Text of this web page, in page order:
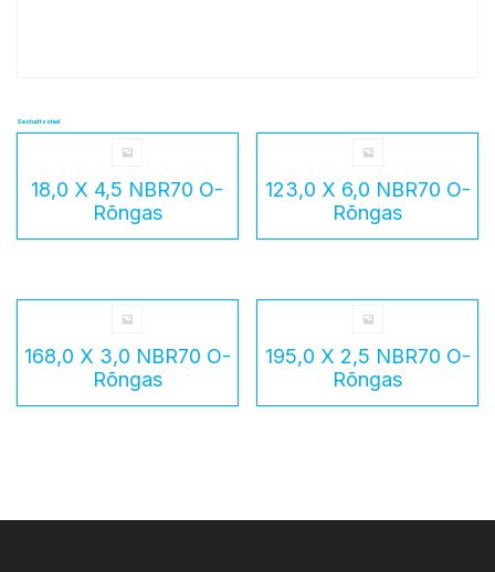
Seotud tooted
18,0 X 4,5 NBR70 O-
Rõngas
123,0 X 6,0 NBR70 O-
Rõngas
168,0 X 3,0 NBR70 O-
Rõngas
195,0 X 2,5 NBR70 O-
Rõngas